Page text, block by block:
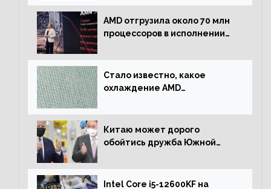
включая модели Taichi
AMD отгрузила около 70 млн
процессоров в исполнении
Стало известно, какое
охлаждение AMD
процессора Ryzen 7000 до 5.5
ГГц
Китаю может дорого
обойтись дружба Южной
Intel Core i5-12600KF на